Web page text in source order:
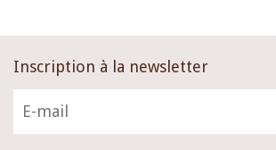
Inscription à la newsletter